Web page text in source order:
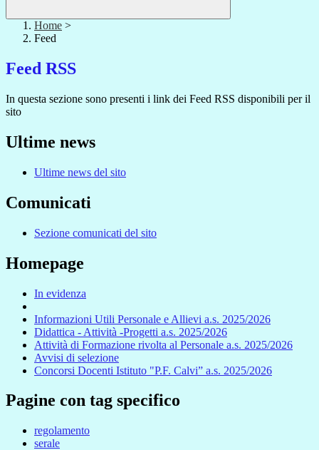
Home >
Feed
Feed RSS
In questa sezione sono presenti i link dei Feed RSS disponibili per il
sito
Ultime news
Ultime news del sito
Comunicati
Sezione comunicati del sito
Homepage
In evidenza
Informazioni Utili Personale e Allievi a.s. 2025/2026
Didattica - Attività -Progetti a.s. 2025/2026
Attività di Formazione rivolta al Personale a.s. 2025/2026
Avvisi di selezione
Concorsi Docenti Istituto "P.F. Calvi” a.s. 2025/2026
Pagine con tag specifico
regolamento
serale